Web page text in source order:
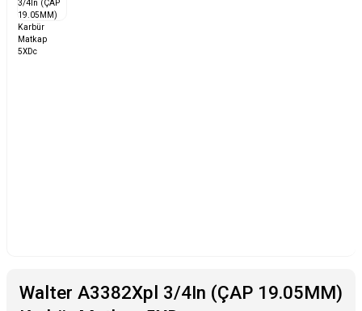
Walter A3382Xpl 3/4In (ÇAP 19.05MM)